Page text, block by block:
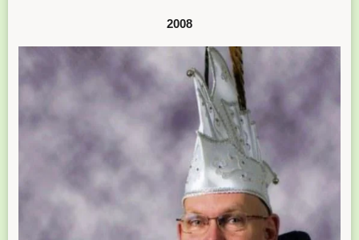
2008